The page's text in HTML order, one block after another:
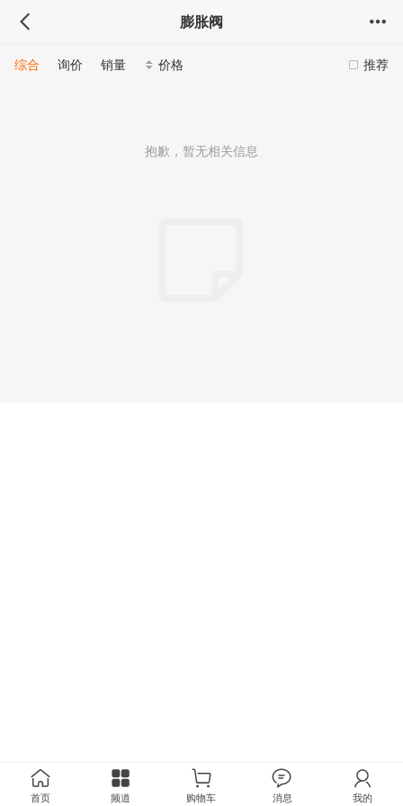
膨胀阀
推荐
综合 询价 销量 价格
抱歉，暂无相关信息
首页 频道 购物车 消息 我的